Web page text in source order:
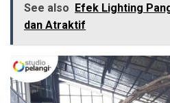
See also Efek Lighting
dan Atraktif